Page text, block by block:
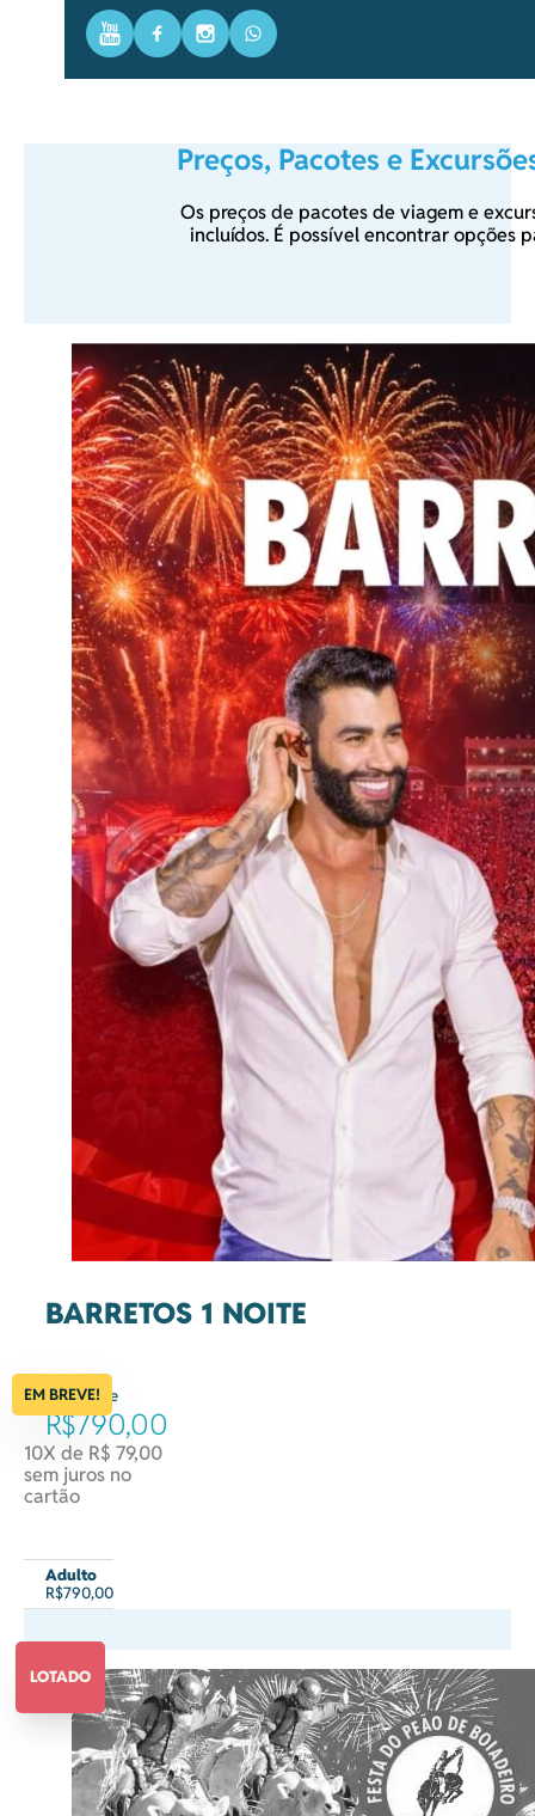
YoutubeFacebookInstagramWhatsApp
Preços, Pacotes e
Os preços de pacotes de viagem e
incluídos. É possível encontrar opções
BARRETOS 1 NOITE
EM BREVE!
à partir de
R$790,00
10X de R$ 79,00
sem juros no
cartão
Adulto
R$790,00
LOTADO